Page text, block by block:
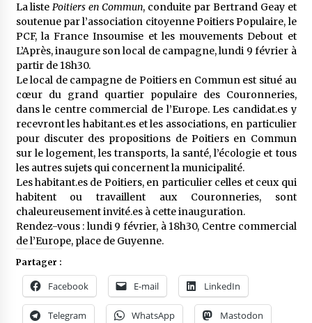
La listePoitiers en Commun, conduite par Bertrand Geay et
soutenue par l’association citoyenne Poitiers Populaire, le
PCF, la France Insoumise et les mouvements Debout et
L’Après, inaugure son local de campagne, lundi 9 février à
partir de 18h30.
Le local de campagne de Poitiers en Commun est situé au
cœur du grand quartier populaire des Couronneries,
dans le centre commercial de l’Europe. Les candidat.es y
recevront les habitant.es et les associations, en particulier
pour discuter des propositions de Poitiers en Commun
sur le logement, les transports, la santé, l’écologie et tous
les autres sujets qui concernent la municipalité.
Les habitant.es de Poitiers, en particulier celles et ceux qui
habitent ou travaillent aux Couronneries, sont
chaleureusement invité.es à cette inauguration.
Rendez-vous : lundi 9 février, à 18h30, Centre commercial
de l’Europe, place de Guyenne.
Partager :
Facebook E-mail LinkedIn
Telegram WhatsApp Mastodon